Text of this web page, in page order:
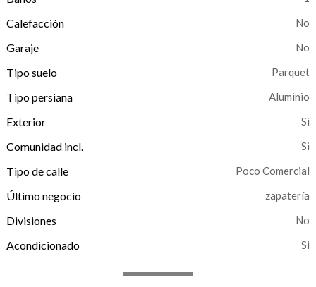
Calefacción
Garaje
Tipo suelo
Parquet
Tipo persiana Aluminio
Exterior
Comunidad incl.
Tipo de calle
Poco Comercial
Último negocio zapatería
Divisiones
Acondicionado